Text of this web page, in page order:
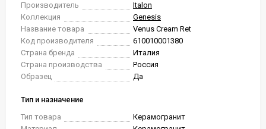
Производитель
Italon
Коллекция
Genesis
Название товара
Venus Cream Ret
Код производителя
610010001380
Страна бренда
Италия
Страна производства
Россия
Образец
Да
Тип и назначение
Тип товара
Керамогранит